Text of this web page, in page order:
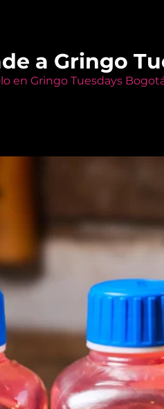
a Gringo
en Gringo Tuesdays